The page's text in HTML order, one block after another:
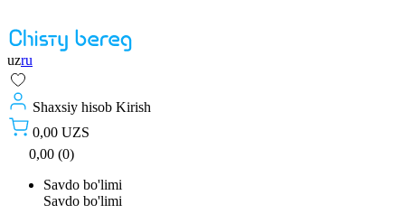
uzru
Shaxsiy hisob Kirish
0,00 UZS
0,00 (0)
Savdo bo'limi
Savdo bo'limi